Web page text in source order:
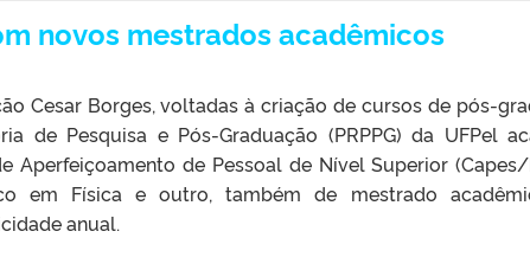
novos mestrados acadêmicos
Cesar Borges, voltadas à criação de cursos de pós-
de Pesquisa e Pós-Graduação (PRPPG) da UFPel
Aperfeiçoamento de Pessoal de Nível Superior (Capes/
em Física e outro, também de mestrado
anual.